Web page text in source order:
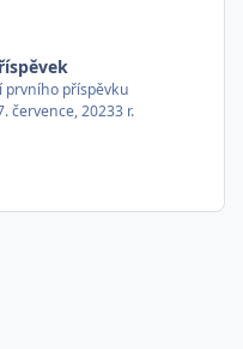
prvního příspěvku
července, 20233 r.